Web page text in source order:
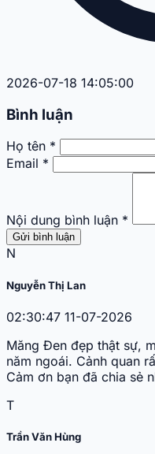
2026-07-18 14:05:00
Bình luận
Họ tên *
Email *
Nội dung bình luận *
Gửi bình luận
N
Nguyễn Thị Lan
02:30:47 11-07-2026
Măng Đen đẹp thật sự,
năm ngoái. Cảnh quan
Cảm ơn bạn đã chia sẻ
T
Trần Văn Hùng